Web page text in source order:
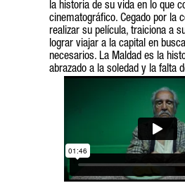
la historia de su vida en lo que
cinematográfico. Cegado por la
realizar su película, traiciona a
lograr viajar a la capital en
necesarios. La Maldad es la
abrazado a la soledad y la falta